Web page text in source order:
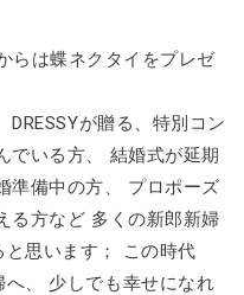
らは蝶ネクタイをプレゼ
が贈る、特別コン
でいる方、 結婚式が延期
準備中の方、 プロポーズ
る方など 多くの新郎新婦
思います； この時代
、 少しでも幸せになれ